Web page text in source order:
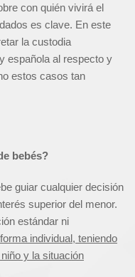
con quién vivirá el
es clave. En este
la custodia
española al respecto y
estos casos tan
bebés?
guiar cualquier decisión
superior del menor.
estándar ni
individual, teniendo
y la situación